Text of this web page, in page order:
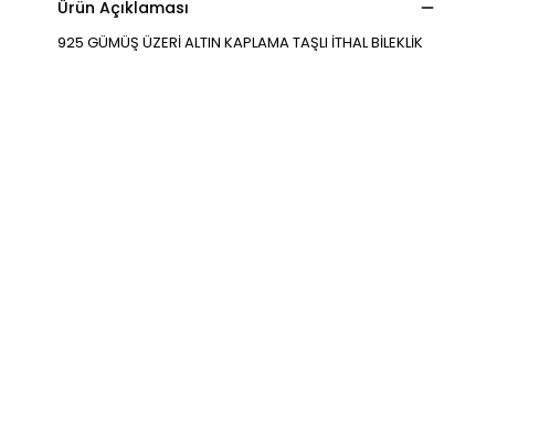
Ürün Açıklaması
925 GÜMÜŞ ÜZERİ ALTIN KAPLAMA TAŞLI İTHAL BİLEKLİK